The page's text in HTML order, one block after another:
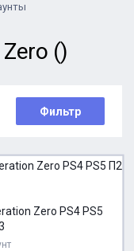
()
Фильтр
Zero PS4 PS5